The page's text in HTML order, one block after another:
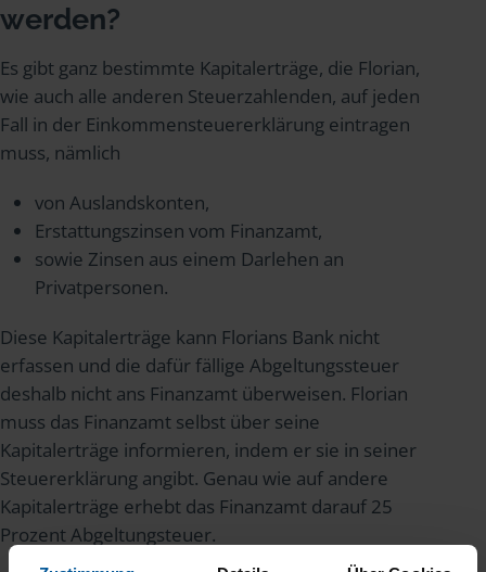
werden?
Es gibt ganz bestimmte Kapitalerträge, die Florian,
wie auch alle anderen Steuerzahlenden, auf jeden
Fall in der Einkommensteuererklärung eintragen
muss, nämlich
von Auslandskonten,
Erstattungszinsen vom Finanzamt,
sowie Zinsen aus einem Darlehen an
Privatpersonen.
Diese Kapitalerträge kann Florians Bank nicht
erfassen und die dafür fällige Abgeltungssteuer
deshalb nicht ans Finanzamt überweisen. Florian
muss das Finanzamt selbst über seine
Kapitalerträge informieren, indem er sie in seiner
Steuererklärung angibt. Genau wie auf andere
Kapitalerträge erhebt das Finanzamt darauf 25
Prozent Abgeltungsteuer.